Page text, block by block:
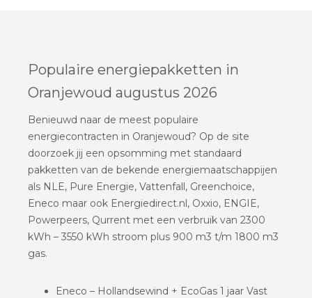
Populaire energiepakketten in
Oranjewoud augustus 2026
Benieuwd naar de meest populaire
energiecontracten in Oranjewoud? Op de site
doorzoek jij een opsomming met standaard
pakketten van de bekende energiemaatschappijen
als NLE, Pure Energie, Vattenfall, Greenchoice,
Eneco maar ook Energiedirect.nl, Oxxio, ENGIE,
Powerpeers, Qurrent met een verbruik van 2300
kWh – 3550 kWh stroom plus 900 m3 t/m 1800 m3
gas.
Eneco – Hollandsewind + EcoGas 1 jaar Vast